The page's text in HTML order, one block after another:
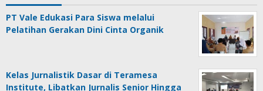
PT Vale Edukasi Para Siswa melalui
Pelatihan Gerakan Dini Cinta Organik
Kelas Jurnalistik Dasar di Teramesa
Institute, Libatkan Jurnalis Senior Hingga